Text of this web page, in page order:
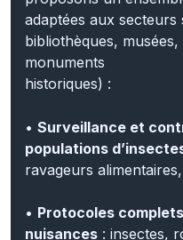
bibliothèques, musées,
monuments
historiques) :
populations
ravageurs
nuisances: insectes,
problématiques